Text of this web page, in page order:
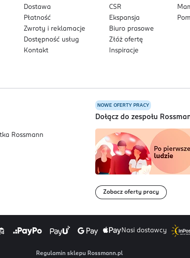
Dostawa
Płatność
Zwroty i reklamacje
Dostępność usług
Kontakt
CSR
Ekspansja
Biuro prasowe
Złóż ofertę
Inspiracje
NOWE OFERTY PRACY
Dołącz do zespołu
Zobacz oferty pracy
Nasi dostawcy
Regulamin sklepu Rossmann.pl